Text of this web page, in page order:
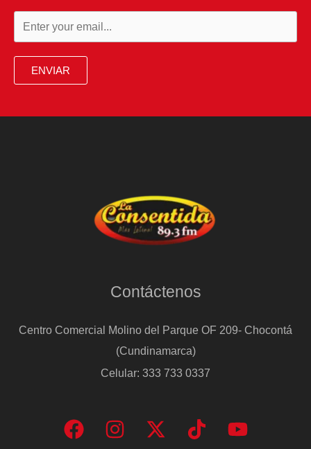
ENVIAR
Contáctenos
Centro Comercial Molino del Parque OF 209- Chocontá
(Cundinamarca)
Celular: 333 733 0337